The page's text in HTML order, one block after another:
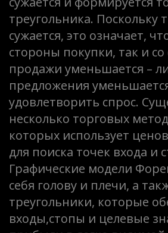
треугольника. Поскольку
сужается, это означает,
стороны покупки, так и
продажи уменьшается –
предложения
удовлетворить спрос.
несколько торговых
которых использует
для поиска точек входа и
Графические модели
себя голову и плечи, а
треугольники, которые
входы,стопы и целевые